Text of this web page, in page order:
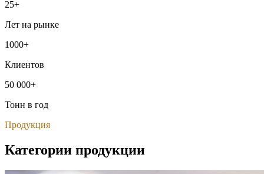
25+
Лет на рынке
1000+
Клиентов
50 000+
Тонн в год
Продукция
Категории продукции